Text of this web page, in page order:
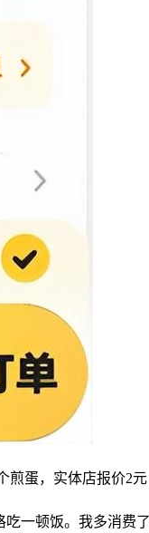
蛋，实体店报价2
一顿饭。我多消费